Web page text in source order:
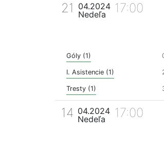
21
04.2024
Nedeľa
17:00
Góly (1)
I. Asistencie (1)
Tresty (1)
14 04.2024
Nedeľa
17:00